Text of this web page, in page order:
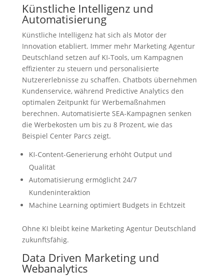
Künstliche Intelligenz und
Automatisierung
Künstliche Intelligenz hat sich als Motor der
Innovation etabliert. Immer mehr Marketing Agentur
Deutschland setzen auf KI-Tools, um Kampagnen
effizienter zu steuern und personalisierte
Nutzererlebnisse zu schaffen. Chatbots übernehmen
Kundenservice, während Predictive Analytics den
optimalen Zeitpunkt für Werbemaßnahmen
berechnen. Automatisierte SEA-Kampagnen senken
die Werbekosten um bis zu 8 Prozent, wie das
Beispiel Center Parcs zeigt.
KI-Content-Generierung erhöht Output und
Qualität
Automatisierung ermöglicht 24/7
Kundeninteraktion
Machine Learning optimiert Budgets in Echtzeit
Ohne KI bleibt keine Marketing Agentur Deutschland
zukunftsfähig.
Data Driven Marketing und
Webanalytics